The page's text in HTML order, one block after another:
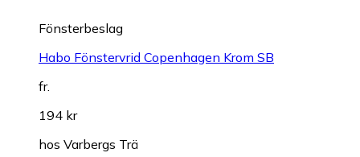
Fönsterbeslag
Habo Fönstervrid Copenhagen Krom SB
fr.
194 kr
hos Varbergs Trä